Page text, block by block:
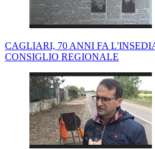
CAGLIARI, 70 ANNI FA
CONSIGLIO REGIONALE